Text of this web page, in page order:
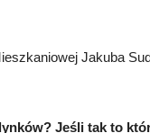
Jakuba
Jeśli tak to